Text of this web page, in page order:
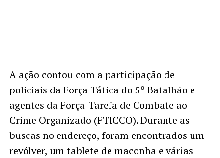
A ação contou com a participação de
policiais da Força Tática do 5º Batalhão e
agentes da Força-Tarefa de Combate ao
Crime Organizado (FTICCO). Durante as
buscas no endereço, foram encontrados um
revólver, um tablete de maconha e várias